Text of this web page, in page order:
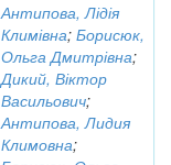
Антипова, Лідія
Климівна; Борисюк,
Ольга Дмитрівна;
Дикий, Віктор
Васильович;
Антипова, Лидия
Климовна;